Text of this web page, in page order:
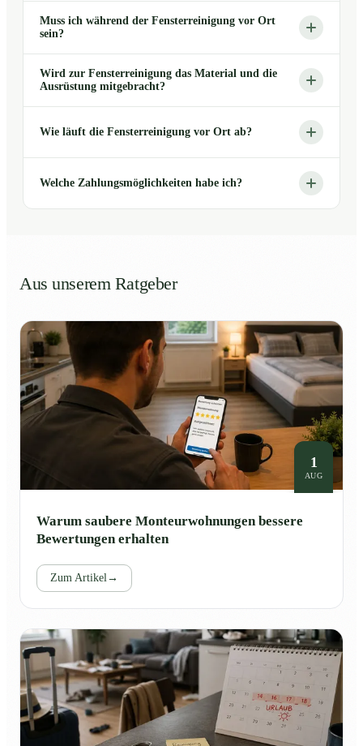
Muss ich während der Fensterreinigung vor Ort
sein?
Wird zur Fensterreinigung das Material und die
Ausrüstung mitgebracht?
Wie läuft die Fensterreinigung vor Ort ab?
Welche Zahlungsmöglichkeiten habe ich?
Aus unserem Ratgeber
1
AUG
Warum saubere Monteurwohnungen bessere
Bewertungen erhalten
Zum Artikel→